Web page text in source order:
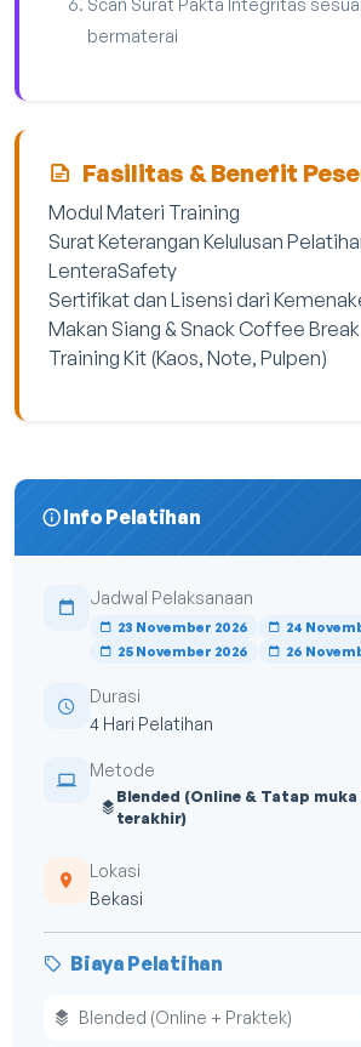
Scan Surat Pakta Integritas
bermaterai
Fasilitas & Benefit
Modul Materi Training
Surat Keterangan Kelulusan
LenteraSafety
Sertifikat dan Lisensi dari
Makan Siang & Snack Coffee Break
Training Kit (Kaos, Note, Pulpen)
Info Pelatihan
Jadwal Pelaksanaan
23 November 2026
24
25 November 2026
26
Durasi
4 Hari Pelatihan
Metode
Blended (Online & Tatap
terakhir)
Lokasi
Bekasi
Biaya Pelatihan
Blended (Online + Praktek)